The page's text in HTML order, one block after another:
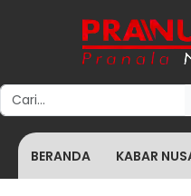
Search for:
BERANDA KABAR